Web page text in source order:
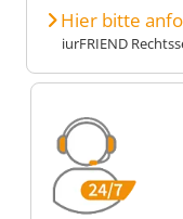
Hier bitte
iurFRIEND